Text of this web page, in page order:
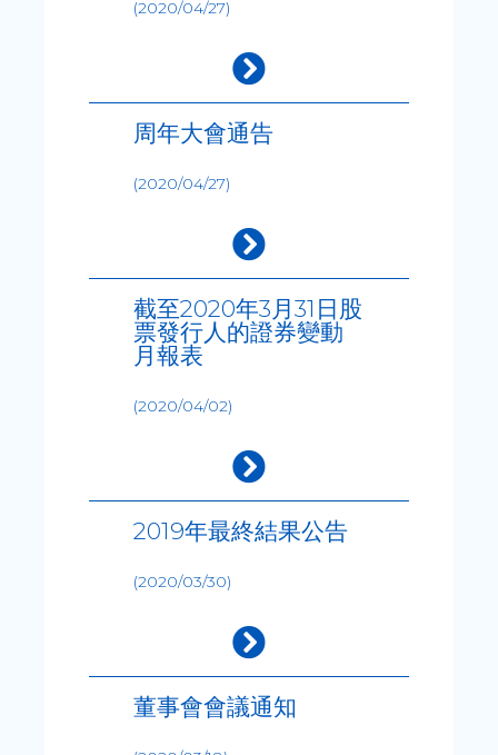
(2020/04/27)
周年大會通告
(2020/04/27)
截至2020年3月31日股
票發行人的證券變動
月報表
(2020/04/02)
2019年最終結果公告
(2020/03/30)
董事會會議通知